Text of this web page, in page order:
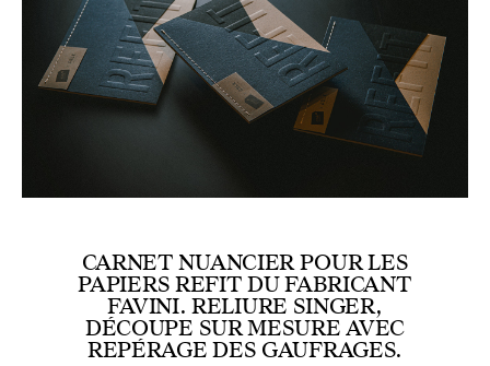
CARNET NUANCIER POUR LES
PAPIERS REFIT DU FABRICANT
FAVINI. RELIURE SINGER,
DÉCOUPE SUR MESURE AVEC
REPÉRAGE DES GAUFRAGES.